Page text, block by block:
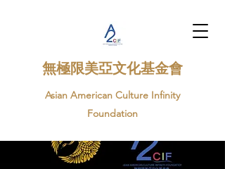
​無極限美亞文化基金會
Asian American Culture Infinity
Foundation